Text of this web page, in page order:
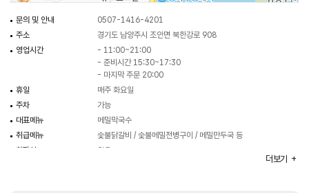
문의 및 안내
0507-1416-4201
주소
경기도 남양주시 조안면 북한강로 908
영업시간
- 11:00~21:00
- 준비시간 15:30~17:30
- 마지막 주문 20:00
휴일
매주 화요일
주차
가능
대표메뉴
메밀막국수
취급메뉴
숯불닭갈비 / 숯불메밀전병구이 / 메밀만두국 등
화장실
있음
더보기